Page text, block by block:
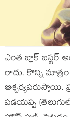
ఎంత బ్లాక్ బస్టర్
రాదు. కొన్ని
ఆశ్చర్యపరుస్తాయి.
పడయప్ప